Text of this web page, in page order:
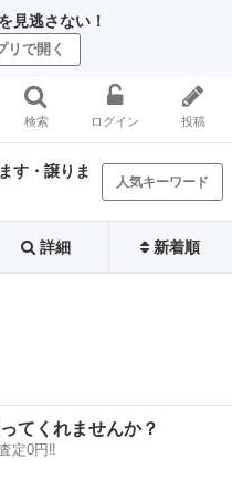
見逃さない！
リで開く
検索 ログイン 投稿
す・譲りま
人気キーワード
詳細 新着順
てくれませんか？
定0円‼️